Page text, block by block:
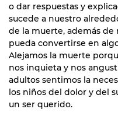
o dar respuestas y
sucede a nuestro
de la muerte, además
pueda convertirse en
Alejamos la muerte
nos inquieta y nos
adultos sentimos la
los niños del dolor y del
un ser querido.